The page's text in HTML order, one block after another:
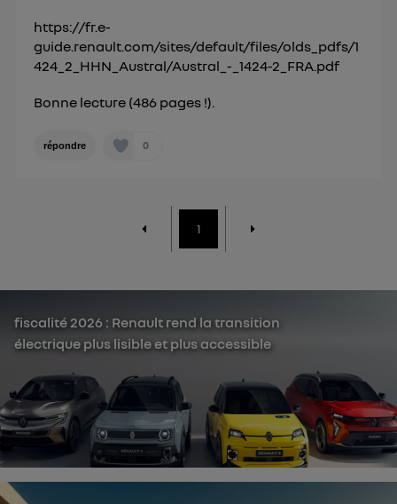
https://fr.e-
guide.renault.com/sites/default/files/olds_pdfs/1
424_2_HHN_Austral/Austral_-_1424-2_FRA.pdf
Bonne lecture (486 pages !).
répondre 0
1
fiscalité 2026 : Renault rend la transition
électrique plus lisible et plus accessible